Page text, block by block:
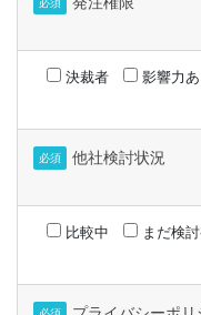
必須
決裁者 影響力あ
必須 他社検討状況
比較中 まだ検